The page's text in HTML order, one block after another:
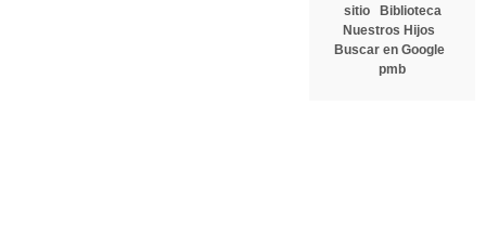
sitio
Biblioteca
Nuestros Hijos
Buscar en Google
pmb